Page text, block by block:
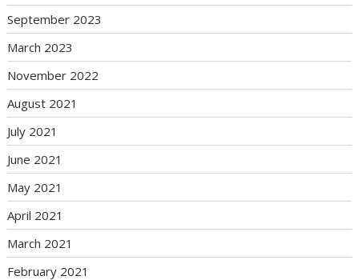
September 2023
March 2023
November 2022
August 2021
July 2021
June 2021
May 2021
April 2021
March 2021
February 2021